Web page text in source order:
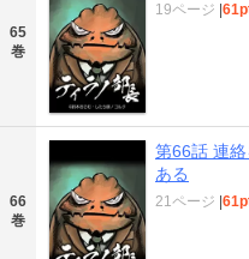
65
巻
19ページ
66
巻
第66話 連
ある
21ページ